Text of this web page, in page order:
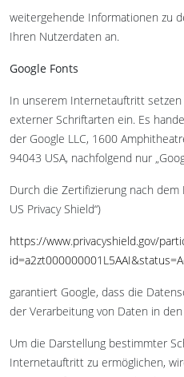
weitergehende Informationen zu
Ihren Nutzerdaten an.
Google Fonts
In unserem Internetauftritt
externer Schriftarten ein. Es
der Google LLC, 1600
94043 USA, nachfolgend nur
Durch die Zertifizierung nach dem
US Privacy Shield“)
https://www.privacyshield.gov/
garantiert Google, dass die
der Verarbeitung von Daten in
Um die Darstellung bestimmter
Internetauftritt zu ermöglichen,